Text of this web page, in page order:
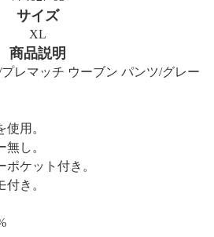
サイズ
XL
商品説明
レマッチ ウーブン パンツ/グレー
用。
し。
ケット付き。
き。